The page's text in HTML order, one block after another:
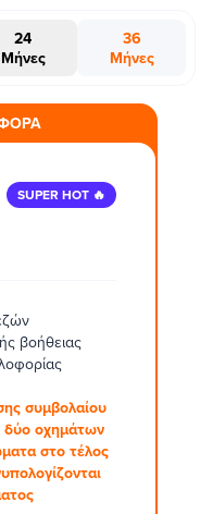
24
Μήνες
36
Μήνες
SUPER HOT 🔥
βοήθειας
συμβολαίου
δύο οχημάτων
στο τέλος